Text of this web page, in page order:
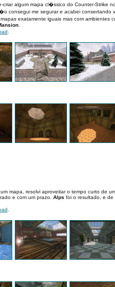
algum mapa cl�ssico do Counter-Strike
consegui me segurar e acabei consertando
exatamente iguais mas com ambientes
.
mapa, resolvi aproveitar o tempo curto de
e com um prazo. Alps foi o resultado, e